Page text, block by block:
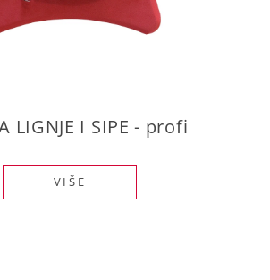
LIGNJE I SIPE - profi
VIŠE